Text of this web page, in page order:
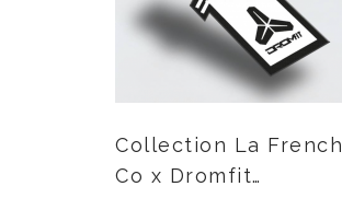
Collection La French
Co x Dromfit…